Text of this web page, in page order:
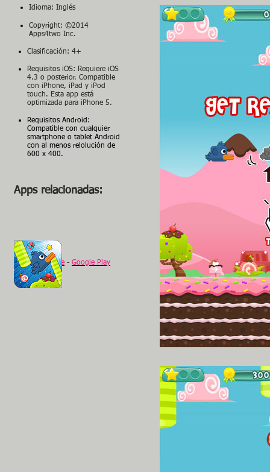
Capturas de pantalla
Idioma: Inglés
Copyright: ©2014
Apps4two Inc.
Clasificación: 4+
Requisitos iOS: Requiere iOS
4.3 o posterior. Compatible
con iPhone, iPad y iPod
touch. Esta app está
optimizada para iPhone 5.
Requisitos Android:
Compatible con cualquier
smartphone o tablet Android
con al menos relolución de
600 x 400.
Apps relacionadas:
Slippy Bird
Web-appStore - Google Play